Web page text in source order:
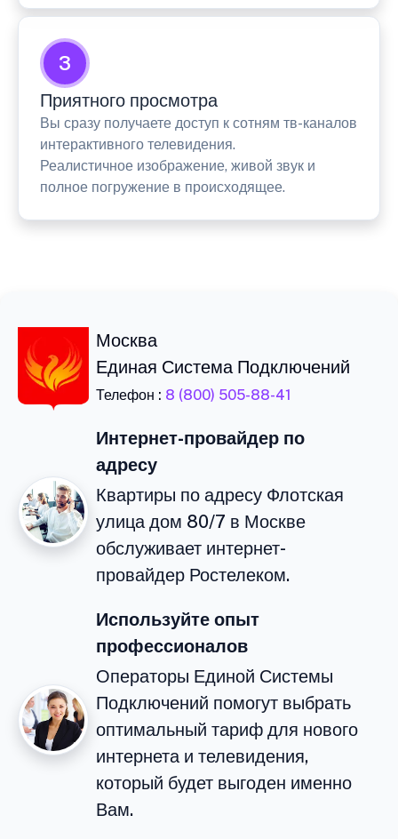
3
Приятного просмотра
Вы сразу получаете доступ к сотням тв-каналов
интерактивного телевидения.
Реалистичное изображение, живой звук и
полное погружение в происходящее.
Москва
Единая Система Подключений
Телефон : 8 (800) 505-88-41
Интернет-провайдер по
адресу
Квартиры по адресу Флотская
улица дом 80/7 в Москве
обслуживает интернет-
провайдер Ростелеком.
Используйте опыт
профессионалов
Операторы Единой Системы
Подключений помогут выбрать
оптимальный тариф для нового
интернета и телевидения,
который будет выгоден именно
Вам.